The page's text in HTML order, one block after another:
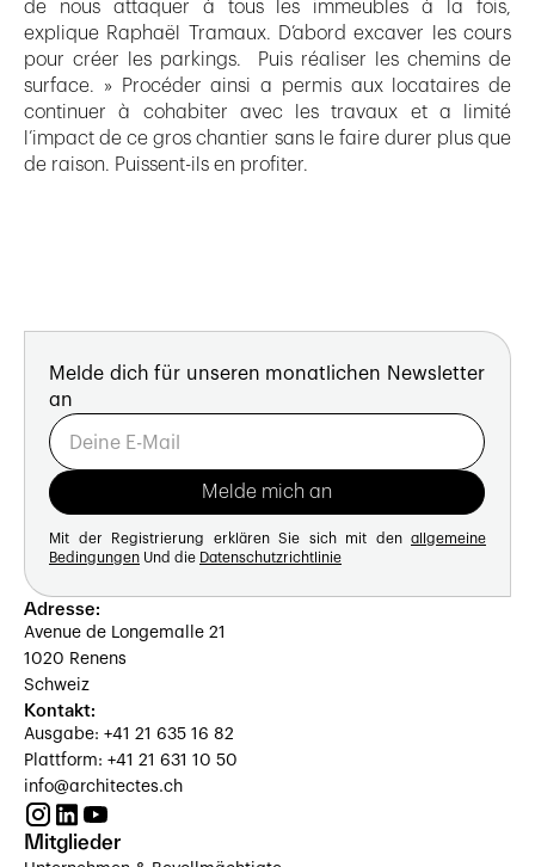
de nous attaquer à tous les immeubles à la fois,
explique Raphaël Tramaux. D’abord excaver les cours
pour créer les parkings. Puis réaliser les chemins de
surface. » Procéder ainsi a permis aux locataires de
continuer à cohabiter avec les travaux et a limité
l’impact de ce gros chantier sans le faire durer plus que
de raison. Puissent-ils en profiter.
Melde dich für unseren monatlichen Newsletter
an
Mit der Registrierung erklären Sie sich mit den allgemeine
Bedingungen Und die Datenschutzrichtlinie
Adresse:
Avenue de Longemalle 21
1020 Renens
Schweiz
Kontakt:
Ausgabe: +41 21 635 16 82
Plattform: +41 21 631 10 50
info@architectes.ch
Mitglieder